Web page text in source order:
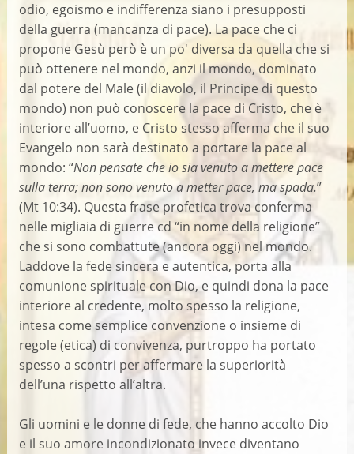
odio, egoismo e indifferenza siano i presupposti
della guerra (mancanza di pace). La pace che ci
propone Gesù però è un po' diversa da quella che si
può ottenere nel mondo, anzi il mondo, dominato
dal potere del Male (il diavolo, il Principe di questo
mondo) non può conoscere la pace di Cristo, che è
interiore all’uomo, e Cristo stesso afferma che il suo
Evangelo non sarà destinato a portare la pace al
mondo: “Non pensate che io sia venuto a mettere pace
sulla terra; non sono venuto a metter pace, ma spada.”
(Mt 10:34). Questa frase profetica trova conferma
nelle migliaia di guerre cd “in nome della religione”
che si sono combattute (ancora oggi) nel mondo.
Laddove la fede sincera e autentica, porta alla
comunione spirituale con Dio, e quindi dona la pace
interiore al credente, molto spesso la religione,
intesa come semplice convenzione o insieme di
regole (etica) di convivenza, purtroppo ha portato
spesso a scontri per affermare la superiorità
dell’una rispetto all’altra.
Gli uomini e le donne di fede, che hanno accolto Dio
e il suo amore incondizionato invece diventano